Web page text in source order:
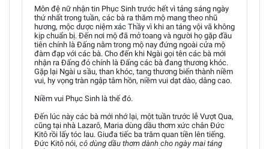
Môn đệ nữ nhận tin Phục Sinh trước hết vì tảng sáng ngày
thứ nhất trong tuần, các bà ra thăm mộ mang theo nhũ
hương, mộc dược niệm xác Thầy vì khi an táng vội vã không
kịp chuẩn bị. Đến nơi mộ đã mở toang và người họ gặp đầu
tiên chính là Đấng nằm trong mộ nay đứng ngoài cửa mộ
đàm đạp với các bà. Cho đến khi Ngài gọi tên các bà mới
nhận ra Đấng đó chính là Đấng các bà đang thương khóc.
Gặp lại Ngài u sầu, than khóc, tang thương biến thành niềm
vui, hy vọng tràn ngập tâm hồn, niềm vui dạt dào, dâng cao.
Niềm vui Phục Sinh là thế đó.
Đến lúc này các bà mới nhớ lại, một tuần trước lễ Vượt Qua,
cũng tại nhà Lazarô, Maria dùng dầu thơm xức chân Đức
Kitô rồi lấy tóc lau. Giuđa tiếc ba trăm quan tiền lên tiếng.
Đức Kitô nói, cô dùng dầu thơm dành cho ngày mai táng